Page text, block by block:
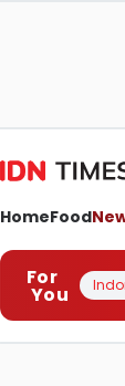
HomeFood
For
You